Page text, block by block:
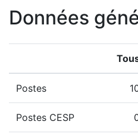
Données
Postes
Postes CESP